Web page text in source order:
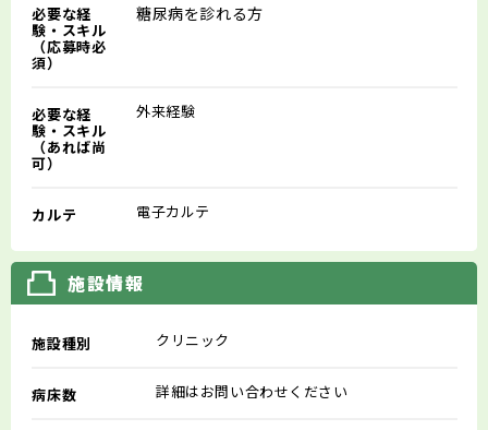
必要な経
験・スキル
（応募時必
須）
糖尿病を診れる方
必要な経
験・スキル
（あれば尚
可）
外来経験
カルテ 電子カルテ
施設情報
施設種別 クリニック
病床数 詳細はお問い合わせください